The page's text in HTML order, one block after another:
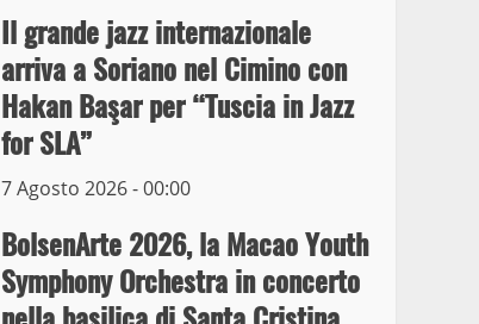
Il grande jazz internazionale
arriva a Soriano nel Cimino con
Hakan Başar per “Tuscia in Jazz
for SLA”
7 Agosto 2026 - 00:00
BolsenArte 2026, la Macao Youth
Symphony Orchestra in concerto
5
bozzetti di Michelangelo
Buonarroti ospitata al
Museo dei Portici
19 Gennaio 2023
6
trasferimento capolinea al
17 giugno
15 Giugno 2023